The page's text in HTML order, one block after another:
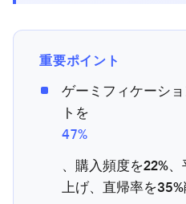
重要ポイント
ゲーミフィケーシ
トを
47%
、購入頻度を22%
上げ、直帰率を35%